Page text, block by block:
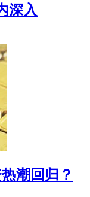
深入
潮回归？